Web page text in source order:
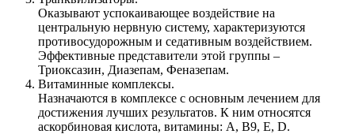
Оказывают успокаивающее воздействие на
центральную нервную систему, характеризуются
противосудорожным и седативным воздействием.
Эффективные представители этой группы –
Триоксазин, Диазепам, Феназепам.
Витаминные комплексы.
Назначаются в комплексе с основным лечением для
достижения лучших результатов. К ним относятся
аскорбиновая кислота, витамины: А, В9, Е, D.